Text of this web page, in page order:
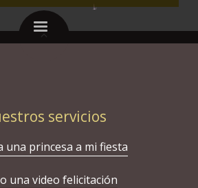
servicios
una princesa a mi fiesta
una video felicitación